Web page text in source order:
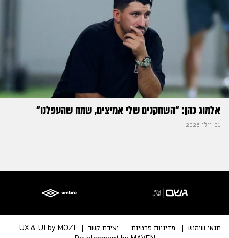
אלמוג כהן: "השחקנים שלי אמיצים, שמח שהעפלנו"
31 יולי 2026
תנאי שימוש מדיניות פרטיות יצירת קשר
UX & UI by MOZI